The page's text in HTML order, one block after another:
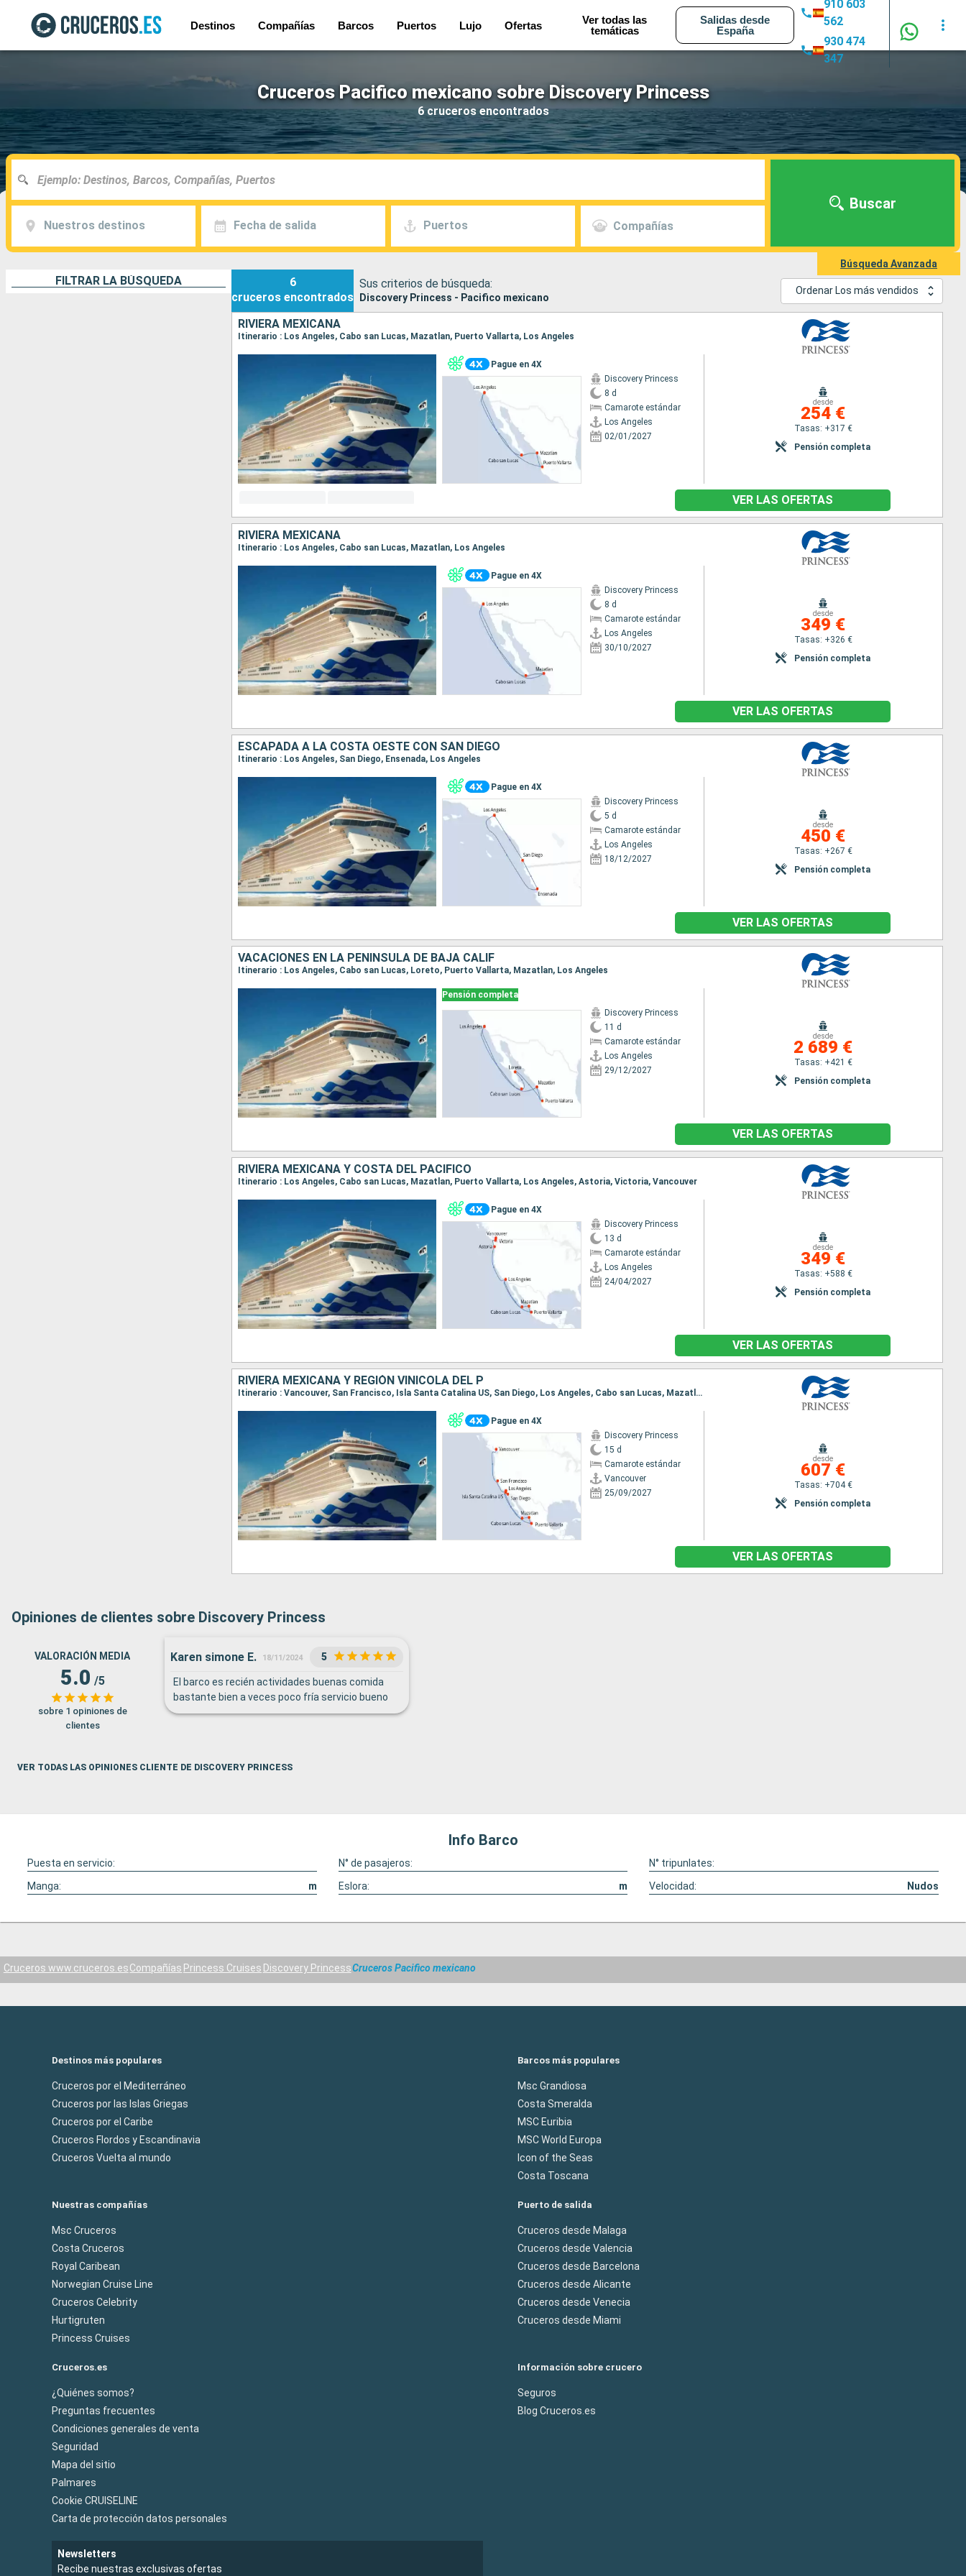
Destinos Compañías Barcos Puertos Lujo Ofertas
Ver todas las
temáticas
Salidas desde
España
910 603
562
930 474
347
Cruceros Pacifico mexicano sobre Discovery Princess
6 cruceros encontrados
Nuestros destinos Fecha de salida Puertos Compañías
Buscar
Búsqueda Avanzada
FILTRAR LA BÚSQUEDA
6
cruceros encontrados
Sus criterios de búsqueda:
Discovery Princess - Pacifico mexicano
Ordenar Los más vendidos
RIVIERA MEXICANA
Itinerario : Los Angeles, Cabo san Lucas, Mazatlan, Puerto Vallarta, Los Angeles
Pague en 4X
Discovery Princess
8 d
Camarote estándar
Los Angeles
02/01/2027
desde
254 €
Tasas: +317 €
Pensión completa
VER LAS OFERTAS
RIVIERA MEXICANA
Itinerario : Los Angeles, Cabo san Lucas, Mazatlan, Los Angeles
Pague en 4X
Discovery Princess
8 d
Camarote estándar
Los Angeles
30/10/2027
desde
349 €
Tasas: +326 €
Pensión completa
VER LAS OFERTAS
ESCAPADA A LA COSTA OESTE CON SAN DIEGO
Itinerario : Los Angeles, San Diego, Ensenada, Los Angeles
Pague en 4X
Discovery Princess
5 d
Camarote estándar
Los Angeles
18/12/2027
desde
450 €
Tasas: +267 €
Pensión completa
VER LAS OFERTAS
VACACIONES EN LA PENÍNSULA DE BAJA CALIF
Itinerario : Los Angeles, Cabo san Lucas, Loreto, Puerto Vallarta, Mazatlan, Los Angeles
Pensión completa
Discovery Princess
11 d
Camarote estándar
Los Angeles
29/12/2027
desde
2 689 €
Tasas: +421 €
Pensión completa
VER LAS OFERTAS
RIVIERA MEXICANA Y COSTA DEL PACÍFICO
Itinerario : Los Angeles, Cabo san Lucas, Mazatlan, Puerto Vallarta, Los Angeles, Astoria, Victoria, Vancouver
Pague en 4X
Discovery Princess
13 d
Camarote estándar
Los Angeles
24/04/2027
desde
349 €
Tasas: +588 €
Pensión completa
VER LAS OFERTAS
RIVIERA MEXICANA Y REGIÓN VINÍCOLA DEL P
Itinerario : Vancouver, San Francisco, Isla Santa Catalina US, San Diego, Los Angeles, Cabo san Lucas, Mazatlan, Puerto Vallarta, Los Angeles
Pague en 4X
Discovery Princess
15 d
Camarote estándar
Vancouver
25/09/2027
desde
607 €
Tasas: +704 €
Pensión completa
VER LAS OFERTAS
Opiniones de clientes sobre Discovery Princess
VALORACIÓN MEDIA
5.0 /5
sobre 1 opiniones de
clientes
Karen simone E. 18/11/2024 5
El barco es recién actividades buenas comida
bastante bien a veces poco fría servicio bueno
VER TODAS LAS OPINIONES CLIENTE DE DISCOVERY PRINCESS
Info Barco
Puesta en servicio: N° de pasajeros:
N° tripunlates:
Manga:
m Eslora: m Velocidad: Nudos
Cruceros www.cruceros.esCompañías Princess Cruises Discovery PrincessCruceros Pacifico mexicano
Destinos más populares
Cruceros por el Mediterráneo
Cruceros por las Islas Griegas
Cruceros por el Caribe
Cruceros Flordos y Escandinavia
Cruceros Vuelta al mundo
Barcos más populares
Msc Grandiosa
Costa Smeralda
MSC Euribia
MSC World Europa
Icon of the Seas
Costa Toscana
Nuestras compañías
Msc Cruceros
Costa Cruceros
Royal Caribean
Norwegian Cruise Line
Cruceros Celebrity
Hurtigruten
Princess Cruises
Puerto de salida
Cruceros desde Malaga
Cruceros desde Valencia
Cruceros desde Barcelona
Cruceros desde Alicante
Cruceros desde Venecia
Cruceros desde Miami
Cruceros.es
¿Quiénes somos?
Preguntas frecuentes
Condiciones generales de venta
Seguridad
Mapa del sitio
Palmares
Cookie CRUISELINE
Carta de protección datos personales
Información sobre crucero
Seguros
Blog Cruceros.es
Newsletters
Recibe nuestras exclusivas ofertas